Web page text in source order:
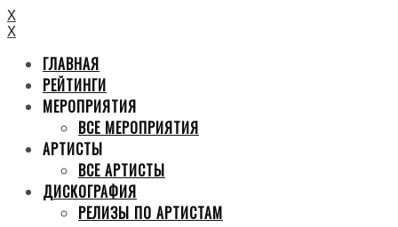
X
X
ГЛАВНАЯ
РЕЙТИНГИ
МЕРОПРИЯТИЯ
ВСЕ МЕРОПРИЯТИЯ
АРТИСТЫ
ВСЕ АРТИСТЫ
ДИСКОГРАФИЯ
РЕЛИЗЫ ПО АРТИСТАМ